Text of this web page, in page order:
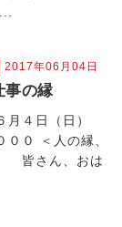
2017年06月04日
事の縁
月４日（日）
００ ＜人の縁、
皆さん、おは